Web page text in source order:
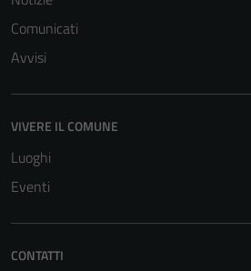
Comunicati
Avvisi
VIVERE IL COMUNE
Luoghi
Eventi
CONTATTI